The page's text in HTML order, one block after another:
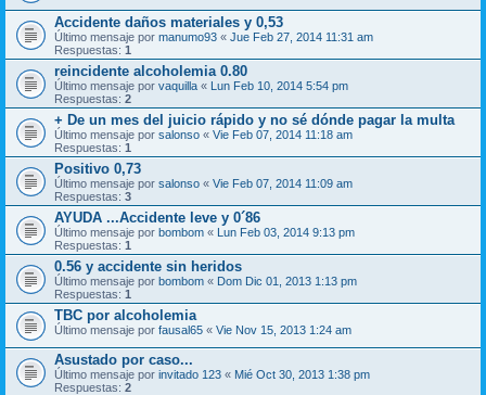
Accidente daños materiales y 0,53
Último mensaje por manumo93 « Jue Feb 27, 2014 11:31 am
Respuestas: 1
reincidente alcoholemia 0.80
Último mensaje por vaquilla « Lun Feb 10, 2014 5:54 pm
Respuestas: 2
+ De un mes del juicio rápido y no sé dónde pagar la multa
Último mensaje por salonso « Vie Feb 07, 2014 11:18 am
Respuestas: 1
Positivo 0,73
Último mensaje por salonso « Vie Feb 07, 2014 11:09 am
Respuestas: 3
AYUDA ...Accidente leve y 0´86
Último mensaje por bombom « Lun Feb 03, 2014 9:13 pm
Respuestas: 1
0.56 y accidente sin heridos
Último mensaje por bombom « Dom Dic 01, 2013 1:13 pm
Respuestas: 1
TBC por alcoholemia
Último mensaje por fausal65 « Vie Nov 15, 2013 1:24 am
Asustado por caso...
Último mensaje por invitado 123 « Mié Oct 30, 2013 1:38 pm
Respuestas: 2